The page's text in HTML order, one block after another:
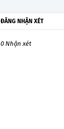
ĐĂNG NHẬN XÉT
0 Nhận xét